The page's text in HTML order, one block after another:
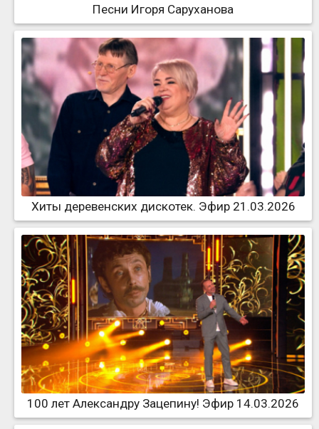
Песни Игоря Саруханова
Хиты деревенских дискотек. Эфир 21.03.2026
100 лет Александру Зацепину! Эфир 14.03.2026